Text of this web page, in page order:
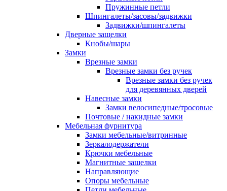
Пружинные петли
Шпингалеты/засовы/задвижки
Задвижки/шпингалеты
Дверные защелки
Кнобы/шары
Замки
Врезные замки
Врезные замки без ручек
Врезные замки без ручек
для деревянных дверей
Навесные замки
Замки велосипедные/тросовые
Почтовые / накидные замки
Мебельная фурнитура
Замки мебельные/витринные
Зеркалодержатели
Крючки мебельные
Магнитные защелки
Направляющие
Опоры мебельные